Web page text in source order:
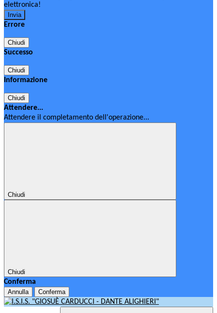
elettronica!
Errore
Chiudi
Successo
Chiudi
Informazione
Chiudi
Attendere...
Attendere il completamento dell'operazione...
Chiudi
Chiudi
Conferma
Annulla Conferma